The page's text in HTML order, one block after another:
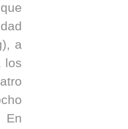
a
los
En